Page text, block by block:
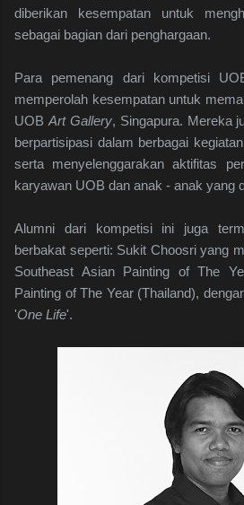
diberikan kesempatan untuk
sebagai bagian dari penghargaan.
Para pemenang dari kompetisi
memperolah kesempatan untuk
UOB Art Gallery, Singapura. Mereka
berpartisipasi dalam berbagai
serta menyelenggarakan aktifitas
karyawan UOB dan anak - anak yang
Alumni dari kompetisi ini juga
berbakat seperti: Sukit Choosri yang
Southeast Asian Painting of The
Painting of The Year (Thailand),
'One Life'.